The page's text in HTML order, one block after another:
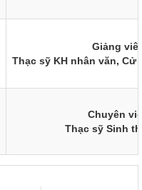
Giảng
Thạc sỹ KH nhân văn, Cử
Chuyên
Thạc sỹ Sinh